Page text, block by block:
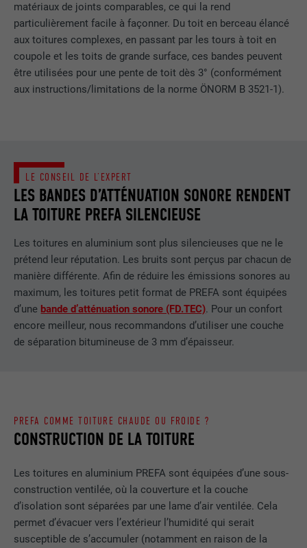
matériaux de joints comparables, ce qui la rend
particulièrement facile à façonner. Du toit en berceau élancé
aux toitures complexes, en passant par les tours à toit en
coupole et les toits de grande surface, ces bandes peuvent
être utilisées pour une pente de toit dès 3° (conformément
aux instructions/limitations de la norme ÖNORM B 3521-1).
LES BANDES D’ATTÉNUATION SONORE RENDENT
LA TOITURE PREFA SILENCIEUSE
LE CONSEIL DE L’EXPERT
Les toitures en aluminium sont plus silencieuses que ne le
prétend leur réputation. Les bruits sont perçus par chacun de
manière différente. Afin de réduire les émissions sonores au
maximum, les toitures petit format de PREFA sont équipées
d’une bande d’atténuation sonore (FD.TEC). Pour un confort
encore meilleur, nous recommandons d’utiliser une couche
de séparation bitumineuse de 3 mm d’épaisseur.
CONSTRUCTION DE LA TOITURE
PREFA COMME TOITURE CHAUDE OU FROIDE ?
Les toitures en aluminium PREFA sont équipées d’une sous-
construction ventilée, où la couverture et la couche
d’isolation sont séparées par une lame d’air ventilée. Cela
permet d’évacuer vers l’extérieur l’humidité qui serait
susceptible de s’accumuler (notamment en raison de la
UTILITÉ
Utilisé par YouTube (Google) pour
enregistrer les paramètres utilisateur et
à d'autres fins non précisées
EXPIRATION
UTILITÉ
Utilisé par Google AdSense pour tester
l'efficacité de la publicité sur les sites
Internet qui utilisent ses services.
NOM _pinterest_ct_ua
FOURNISSEUR Pinterest
EXPIRATION 1 an
peut pas être identifié clairement.
NOM li_gc
FOURNISSEUR LinkedIn
EXPIRATION 2 ans